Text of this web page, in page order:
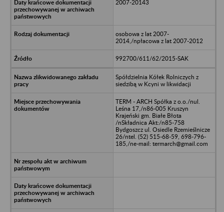
2007-20143
osobowa z lat 2007-
2014,/npłacowa z lat 2007-2012
992700/611/62/2015-SAK
Spółdzielnia Kółek Rolniczych z
siedzibą w Kcyni w likwidacji
TERM - ARCH Spółka z o.o./nul.
Leśna 17,/n86-005 Kruszyn
Krajeński gm. Białe Błota
/nSkładnica Akt:/n85-758
Bydgoszcz ul. Osiedle Rzemieślnicze
26/ntel. (52) 515-68-59, 698-796-
185,/ne-mail: termarch@gmail.com